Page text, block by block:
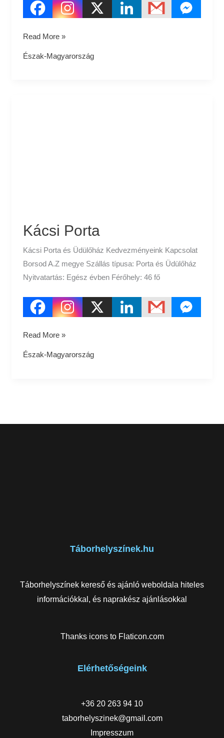
Read More »
Észak-Magyarország
Kácsi Porta
Kácsi Porta és Üdülőház Kedvezményeink Kapcsolat
Borsod A.Z megye Szállás típusa: Porta és Üdülőház
Nyitvatartás: Egész évben Férőhely: 46 fő
Read More »
Észak-Magyarország
Táborhelyszínek.hu
Táborhelyszínek kereső és ajánló weboldala hiteles
információkkal, és naprakész ajánlásokkal
Thanks icons to Flaticon.com
Elérhetőségeink
+36 20 263 94 10
taborhelyszinek@gmail.com
Impresszum